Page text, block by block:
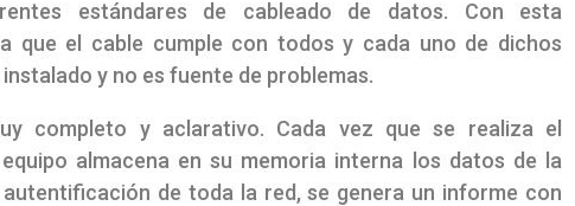
estándares de cableado de datos. Con esta
que el cable cumple con todos y cada uno de dichos
y no es fuente de problemas.
completo y aclarativo. Cada vez que se realiza el
almacena en su memoria interna los datos de la
de toda la red, se genera un informe con